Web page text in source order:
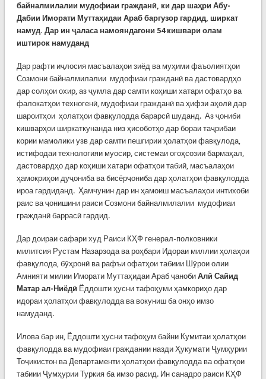
байналмилалии мудофиаи гражданӣ, ки дар шаҳри Абу-
Дабии Иморати Муттаҳидаи Араб баргузор гардид, ширкат
намуд. Дар ин ҷаласа намояндагони 54 кишвари олам
иштирок намуданд
Дар рафти иҷлосия масъалаҳои зиёд ва муҳими фаъолиятҳои
Созмони байналмилалии мудофиаи гражданӣ ва дастовардҳо
дар солҳои охир, аз ҷумла дар самти коҳиши хатари офатҳо ва
фалокатҳои техногенӣ, мудофиаи гражданӣ ва ҳифзи аҳолӣ дар
шароитҳои ҳолатҳои фавқулодда барарсӣ шуданд. Аз ҷониби
кишварҳои ширкаткунанда низ ҳисоботҳо дар бораи таҷрибаи
кории мамолики узв дар самти пешгирии ҳолатҳои фавқулода,
истифодаи технологияи муосир, системаи огоҳсозии бармаҳал,
дастовардҳо дар коҳиши хатари офатҳои табиӣ, масъалаҳои
ҳамокриҳои дуҷониба ва бисёрҷониба дар ҳолатҳои фавқулодда
ироа гардиданд. Ҳамчунин дар ин ҳамоиш масъалаҳои интихоби
раис ва ҷонишини раиси Созмони байналмилалии мудофиаи
гражданӣ баррасӣ гардид.
Дар доираи сафари худ Раиси КҲФ генерал-полковники
милитсия Рустам Назарзода ва роҳбари Идораи миллии ҳолаҳои
фавқулода, бӯҳронӣ ва рафъи офатҳои табиии Шӯрои олии
Амнияти милии Иморати Муттаҳидаи Араб ҷаноби Алӣ Сайид
Матар ал-Ниёдӣ Ёддошти ҳусни тафоҳуми ҳамкориҳо дар
идораи ҳолатҳои фавқулодда ва вокуниш ба онҳо имзо
намуданд.
Илова бар ин, Ёддошти ҳусни тафоҳум байни Кумитаи ҳолатҳои
фавқулодда ва мудофиаи граждании назди Ҳукумати Ҷумҳурии
Тоҷикистон ва Департаменти ҳолатҳои фавқулодда ва офатҳои
табиии Ҷумҳурии Туркия ба имзо расид. Ин санадро раиси КҲФ